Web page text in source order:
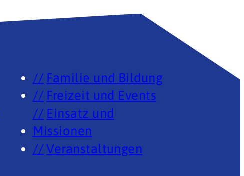
Familie und Bildung
Freizeit und Events
Einsatz und
Missionen
Veranstaltungen